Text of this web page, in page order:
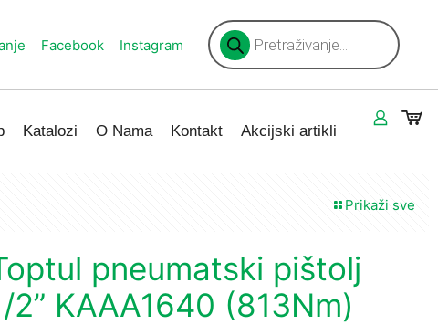
Facebook Instagram
Products
search
Katalozi O Nama Kontakt Akcijski artikli
Prikaži sve
pneumatski pištolj
2” KAAA1640 (813Nm)